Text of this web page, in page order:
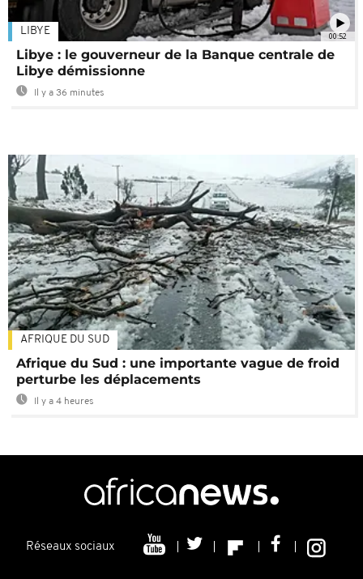
00:52
LIBYE
Libye : le gouverneur de la Banque centrale de
Libye démissionne
Il y a 36 minutes
AFRIQUE DU SUD
Afrique du Sud : une importante vague de froid
perturbe les déplacements
Il y a 4 heures
Réseaux sociaux